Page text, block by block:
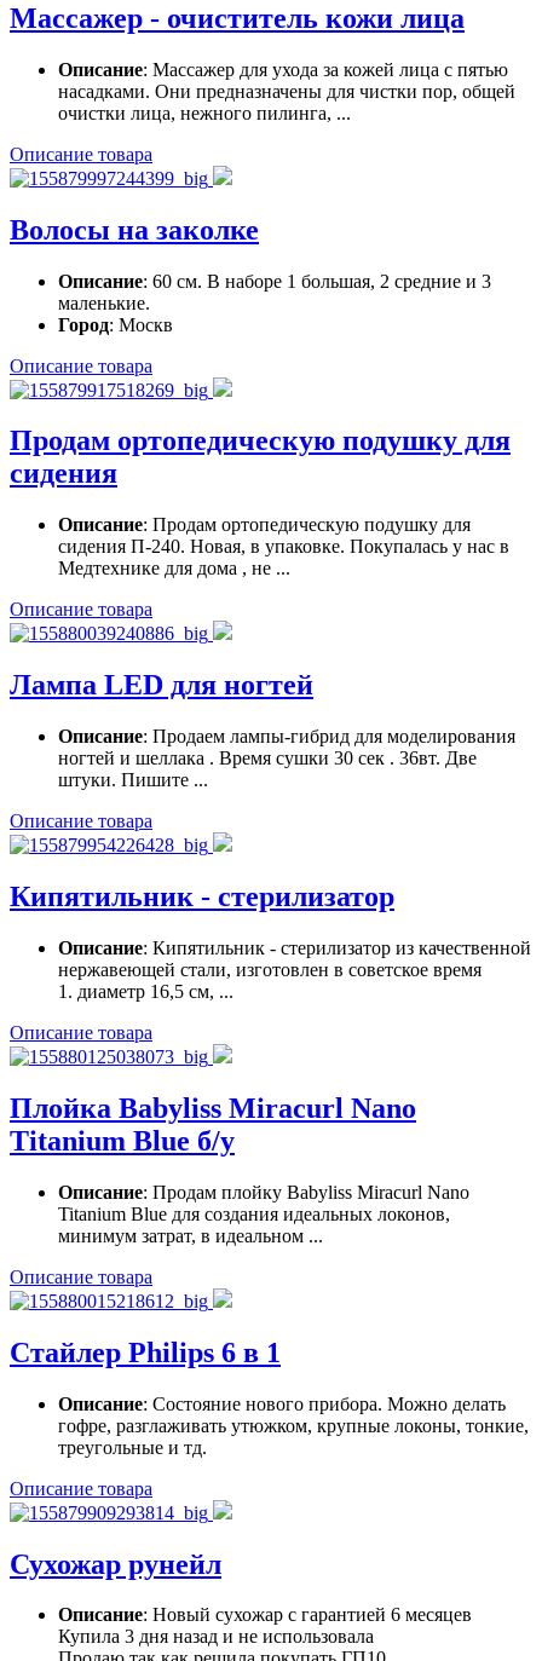
Массажер - очиститель кожи лица
Описание: Массажер для ухода за кожей лица с пятью
насадками. Они предназначены для чистки пор, общей
очистки лица, нежного пилинга, ...
Описание товара
Волосы на заколке
Описание: 60 см. В наборе 1 большая, 2 средние и 3
маленькие.
Город: Москв
Описание товара
Продам ортопедическую подушку для
сидения
Описание: Продам ортопедическую подушку для
сидения П-240. Новая, в упаковке. Покупалась у нас в
Медтехнике для дома , не ...
Описание товара
Лампа LED для ногтей
Описание: Продаем лампы-гибрид для моделирования
ногтей и шеллака . Время сушки 30 сек . 36вт. Две
штуки. Пишите ...
Описание товара
Кипятильник - стерилизатор
Описание: Кипятильник - стерилизатор из качественной
нержавеющей стали, изготовлен в советское время
1. диаметр 16,5 см, ...
Описание товара
Плойка Babyliss Miracurl Nano
Titanium Blue б/у
Описание: Продам плойку Babyliss Miracurl Nano
Titanium Blue для создания идеальных локонов,
минимум затрат, в идеальном ...
Описание товара
Стайлер Philips 6 в 1
Описание: Состояние нового прибора. Можно делать
гофре, разглаживать утюжком, крупные локоны, тонкие,
треугольные и тд.
Описание товара
Сухожар рунейл
Описание: Новый сухожар с гарантией 6 месяцев
Купила 3 дня назад и не использовала